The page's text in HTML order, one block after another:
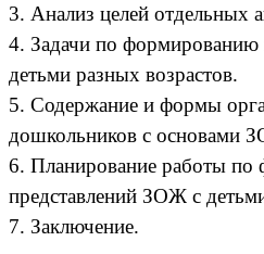
3. Анализ целей отдельных
4. Задачи по
детьми разных возрастов.
5. Содержание и формы
дошкольников с основами
6. Планирование работы
представлений ЗОЖ с
7. Заключение.